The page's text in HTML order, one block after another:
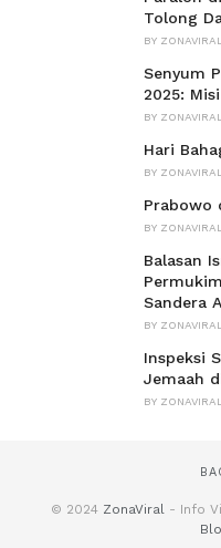
Tolong
BY ZONAVIRAL
Senyum
2025:
BY ZONAVIRAL
Hari
BY ZONAVIRAL
Prabowo
BY ZONAVIRAL
Balasan
Sandera
BY ZONAVIRAL
Inspeksi
Jemaah
BY ZONAVIRAL
© 2024 ZonaViral - Info